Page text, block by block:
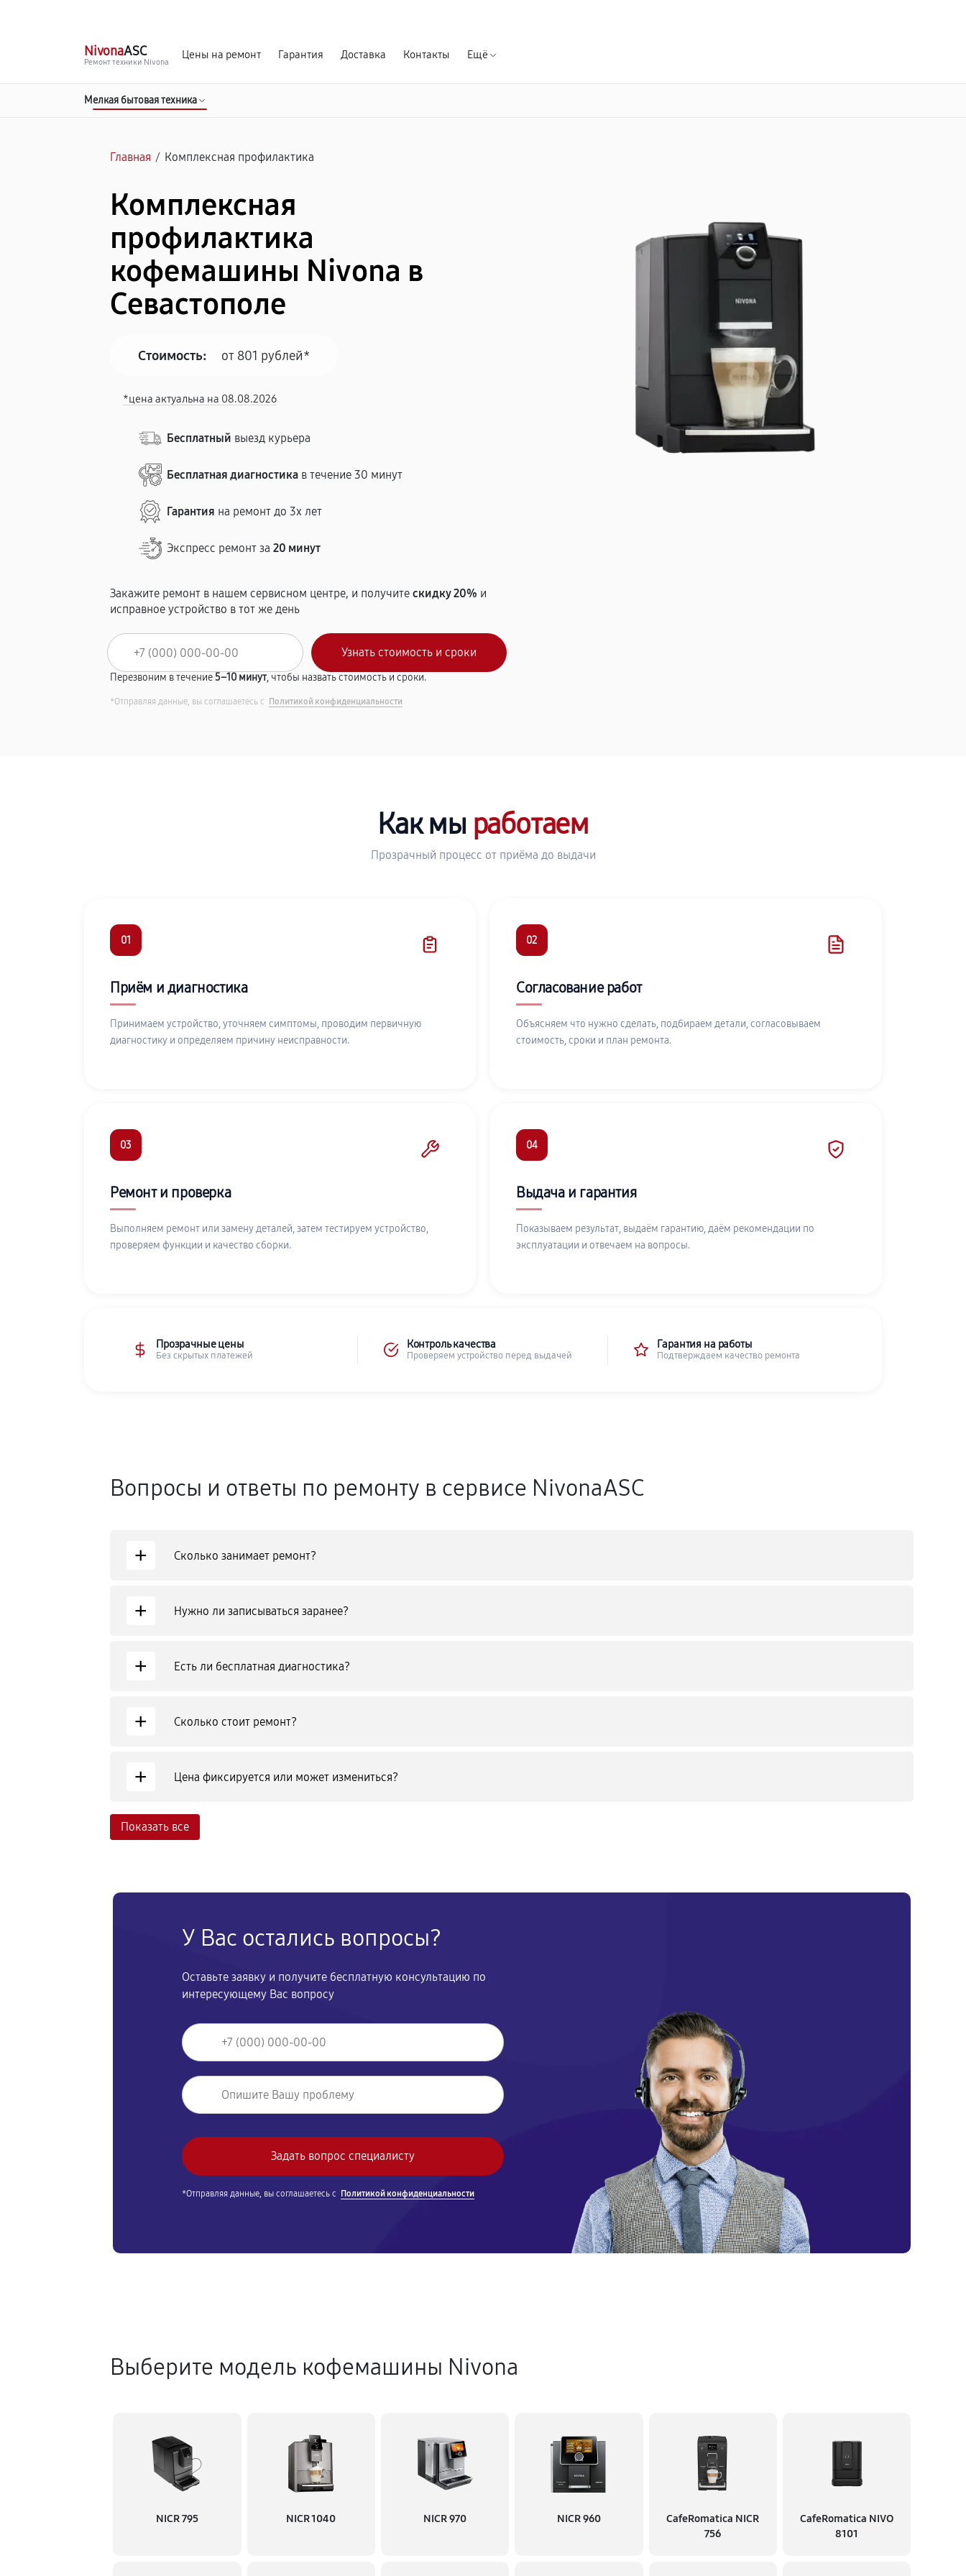
NivonaASC
Ремонт техники Nivona
Цены на ремонт Гарантия Доставка Контакты Ещё
Мелкая бытовая техника
Главная / Комплексная профилактика
Комплексная
профилактика
кофемашины Nivona в
Севастополе
Стоимость: от 801 рублей*
*цена актуальна на 08.08.2026
Бесплатный выезд курьера
Бесплатная диагностика в течение 30 минут
Гарантия на ремонт до 3х лет
Экспресс ремонт за20 минут
Закажите ремонт в нашем сервисном центре, и получитескидку 20% и
исправное устройство в тот же день
Перезвоним в течение5–10 минут, чтобы назвать стоимость и сроки.
*Отправляя данные, вы соглашаетесь с Политикой конфиденциальности
Как мы работаем
Прозрачный процесс от приёма до выдачи
01
Приём и диагностика
Принимаем устройство, уточняем симптомы, проводим первичную
диагностику и определяем причину неисправности.
02
Согласование работ
Объясняем что нужно сделать, подбираем детали, согласовываем
стоимость, сроки и план ремонта.
03
Ремонт и проверка
Выполняем ремонт или замену деталей, затем тестируем устройство,
проверяем функции и качество сборки.
04
Выдача и гарантия
Показываем результат, выдаём гарантию, даём рекомендации по
эксплуатации и отвечаем на вопросы.
Прозрачные цены
Без скрытых платежей
Контроль качества
Проверяем устройство перед выдачей
Гарантия на работы
Подтверждаем качество ремонта
Вопросы и ответы по ремонту в сервисе NivonaASC
+ Сколько занимает ремонт?
+ Нужно ли записываться заранее?
+ Есть ли бесплатная диагностика?
+ Сколько стоит ремонт?
+ Цена фиксируется или может измениться?
Показать все
У Вас остались вопросы?
Оставьте заявку и получите бесплатную консультацию по
интересующему Вас вопросу
*Отправляя данные, вы соглашаетесь с Политикой конфиденциальности
Выберите модель кофемашины Nivona
NICR 795 NICR 1040 NICR 970 NICR 960
CafeRomatica NICR
756
CafeRomatica NIVO
8101